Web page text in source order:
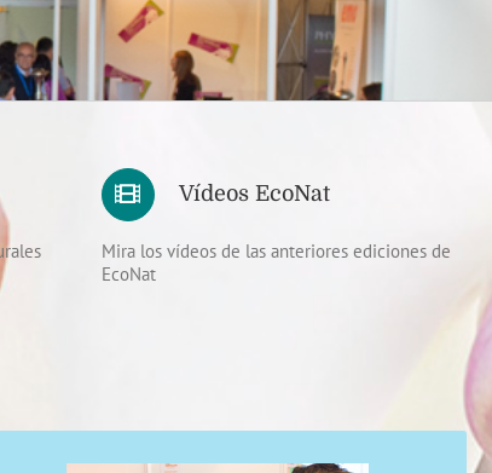
Vídeos EcoNat
Mira los vídeos de las anteriores ediciones de
EcoNat